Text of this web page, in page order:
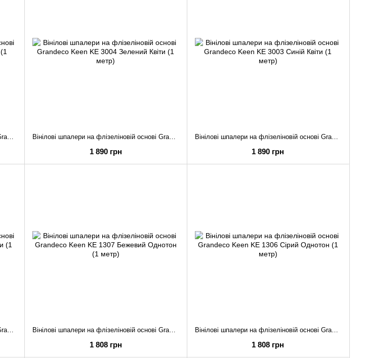
Вінілові шпалери на флізеліновій основі Grandeco Keen KE 3101 Білий Квіти (1 метр)
1 890 грн
Вінілові шпалери на флізеліновій основі Grandeco Keen KE 3003 Синій Квіти (1 метр)
1 890 грн
Вінілові шпалери на флізеліновій основі Grandeco Keen KE 3001 Рожевий Квіти (1 метр) Вінілові шпалери на флізеліновій основі Grandeco Keen KE 1307 Бежевий Однотон (1 метр)
1 808 грн
Вінілові шпалери на флізеліновій основі Grandeco Keen KE 1306 Сірий Однотон (1 метр)
1 808 грн